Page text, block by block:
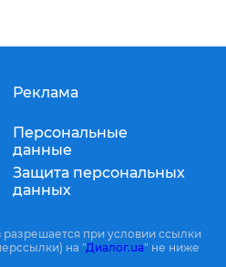
Реклама
Персональные
данные
Защита персональных
данных
при условии ссылки
на "Диалог.ua" не ниже